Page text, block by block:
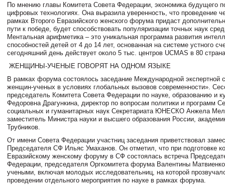
По мнению главы Комитета Совета Федерации, экономика будущего
цифровых технологиях. Она выразила уверенность, что проведение
рамках Второго Евразийского женского форума придаст
пути к победе, будет способствовать популяризации точных наук
Ментальная арифметика – это уникальная программа развития
способностей детей от 4 до 14 лет, основанная на системе устного
сегодняшний день действует около 5 тыс. центров UCMAS в 80
ЖЕНЩИНЫ-УЧЕНЫЕ ГОВОРЯТ НА ОДНОМ ЯЗЫКЕ
В рамках форума состоялось заседание Международной экспертной
женщин-ученых в условиях глобальных вызовов современности».
председатель Комитета Совета Федерации по науке, образованию и
Федоровна Драгункина, директор по вопросам политики и программ
социальных и гуманитарных наук Секретариата ЮНЕСКО Анжела
заместитель Министра науки и высшего образования России,
Трубников.
От имени Совета Федерации участниц заседания приветствовал
Председателя СФ Ильяс Умаханов. Он отметил, что при подготовке
Евразийскому женскому форуму в СФ состоялась встреча
Федерации, председателя Оргкомитета форума Валентины
учеными, включая молодых исследовательниц, на которой
проведении отдельного мероприятия по науке в рамках форума.